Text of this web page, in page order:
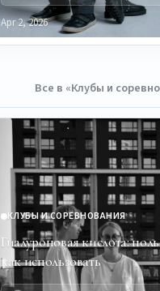
Apr 2, 2026
Все в «Клубы и
КЛУБЫ И СОРЕВНОВАНИЯ
Гиалуроновая кислота:
как использовать